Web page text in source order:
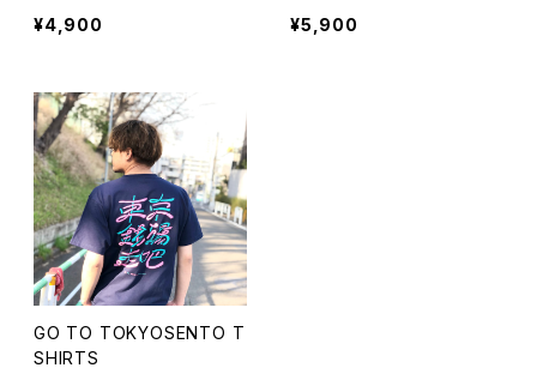
¥4,900
¥5,900
GO TO TOKYOSENTO T
SHIRTS